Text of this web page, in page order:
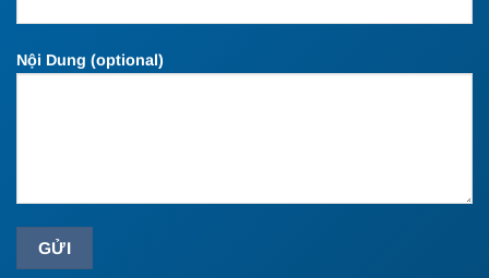
Nội Dung (optional)